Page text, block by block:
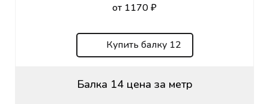
от 1170 ₽
Купить балку 12
Балка 14 цена за метр